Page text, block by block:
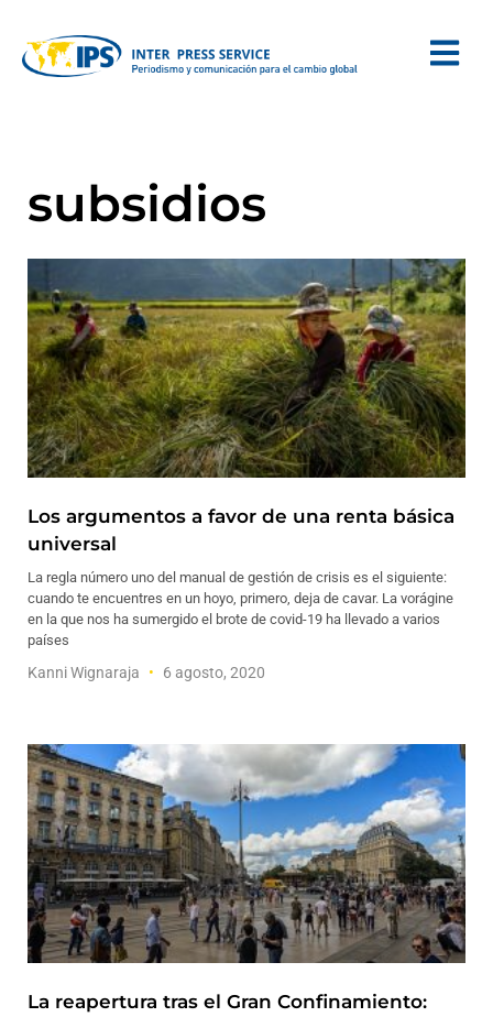
subsidios
Los argumentos a favor de una renta básica
universal
La regla número uno del manual de gestión de crisis es el siguiente:
cuando te encuentres en un hoyo, primero, deja de cavar. La vorágine
en la que nos ha sumergido el brote de covid-19 ha llevado a varios
países
Kanni Wignaraja 6 agosto, 2020
La reapertura tras el Gran Confinamiento: